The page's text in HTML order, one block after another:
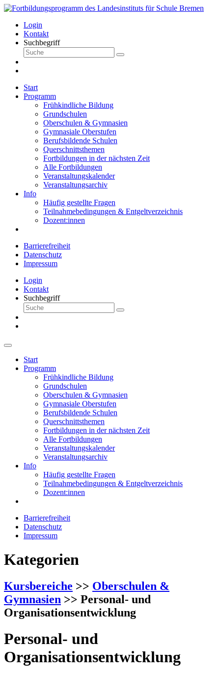
Login
Kontakt
Suchbegriff
Start
Programm
Frühkindliche Bildung
Grundschulen
Oberschulen & Gymnasien
Gymnasiale Oberstufen
Berufsbildende Schulen
Querschnittsthemen
Fortbildungen in der nächsten Zeit
Alle Fortbildungen
Veranstaltungskalender
Veranstaltungsarchiv
Info
Häufig gestellte Fragen
Teilnahmebedingungen & Entgeltverzeichnis
Dozent:innen
Barrierefreiheit
Datenschutz
Impressum
Login
Kontakt
Suchbegriff
Start
Programm
Frühkindliche Bildung
Grundschulen
Oberschulen & Gymnasien
Gymnasiale Oberstufen
Berufsbildende Schulen
Querschnittsthemen
Fortbildungen in der nächsten Zeit
Alle Fortbildungen
Veranstaltungskalender
Veranstaltungsarchiv
Info
Häufig gestellte Fragen
Teilnahmebedingungen & Entgeltverzeichnis
Dozent:innen
Barrierefreiheit
Datenschutz
Impressum
Kategorien
Kursbereiche >> Oberschulen &
Gymnasien >> Personal- und
Organisationsentwicklung
Personal- und
Organisationsentwicklung